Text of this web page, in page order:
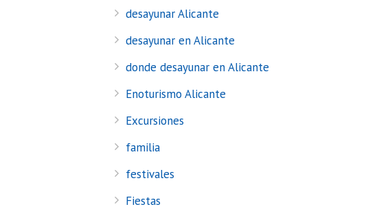
desayunar Alicante
desayunar en Alicante
donde desayunar en Alicante
Enoturismo Alicante
Excursiones
familia
festivales
Fiestas